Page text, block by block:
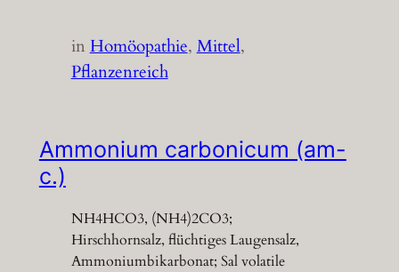
inHomöopathie, Mittel
Pflanzenreich
Ammonium carbonicum (am-
c.)
NH4HCO3, (NH4)2CO3;
Hirschhornsalz, flüchtiges Laugensalz,
Ammoniumbikarbonat; Sal volatile